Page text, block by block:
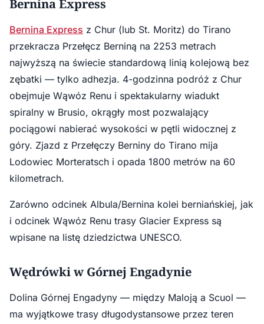
Bernina Express
Bernina Express z Chur (lub St. Moritz) do Tirano
przekracza Przełęcz Berniną na 2253 metrach
najwyższą na świecie standardową linią kolejową bez
zębatki — tylko adhezja. 4-godzinna podróż z Chur
obejmuje Wąwóz Renu i spektakularny wiadukt
spiralny w Brusio, okrągły most pozwalający
pociągowi nabierać wysokości w pętli widocznej z
góry. Zjazd z Przełęczy Berniny do Tirano mija
Lodowiec Morteratsch i opada 1800 metrów na 60
kilometrach.
Zarówno odcinek Albula/Bernina kolei berniańskiej, jak
i odcinek Wąwóz Renu trasy Glacier Express są
wpisane na listę dziedzictwa UNESCO.
Wędrówki w Górnej Engadynie
Dolina Górnej Engadyny — między Maloją a Scuol —
ma wyjątkowe trasy długodystansowe przez teren